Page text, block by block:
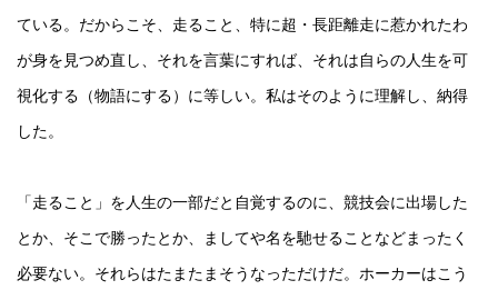
ている。だからこそ、走ること、特に超・長距離走に惹かれたわ
が身を見つめ直し、それを言葉にすれば、それは自らの人生を可
視化する（物語にする）に等しい。私はそのように理解し、納得
した。
「走ること」を人生の一部だと自覚するのに、競技会に出場した
とか、そこで勝ったとか、ましてや名を馳せることなどまったく
必要ない。それらはたまたまそうなっただけだ。ホーカーはこう